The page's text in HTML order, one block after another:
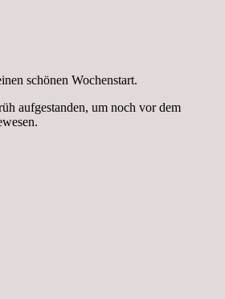
schönen Wochenstart.
aufgestanden, um noch vor dem